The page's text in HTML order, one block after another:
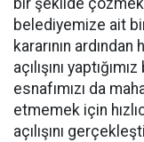
bir şekilde
belediyemize ait
kararının
açılışını
esnafımızı da
etmemek için
açılışını